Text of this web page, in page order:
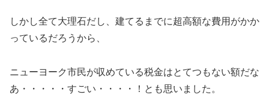
しかし全て大理石だし、建てるまでに超高額な費用がかか
っているだろうから、
ニューヨーク市民が収めている税金はとてつもない額だな
あ・・・・・すごい・・・・！とも思いました。